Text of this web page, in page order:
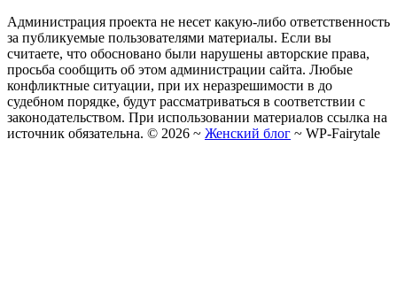
Администрация проекта не несет какую-либо ответственность
за публикуемые пользователями материалы. Если вы
считаете, что обосновано были нарушены авторские права,
просьба сообщить об этом администрации сайта. Любые
конфликтные ситуации, при их неразрешимости в до
судебном порядке, будут рассматриваться в соответствии с
законодательством. При использовании материалов ссылка на
источник обязательна. © 2026 ~ Женский блог ~ WP-Fairytale